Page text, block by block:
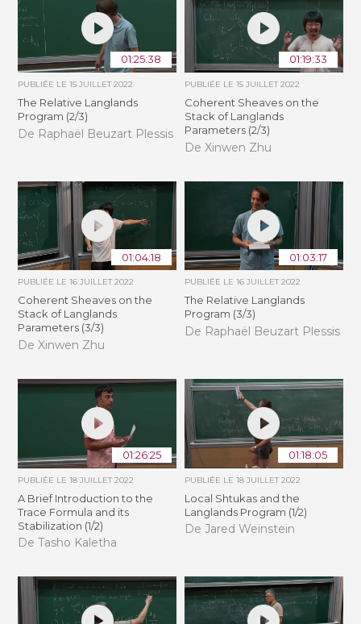
01:25:38
PUBLIÉE LE15 JUILLET 2022
The Relative Langlands
Program (2/3)
De Raphaël Beuzart Plessis
01:19:33
PUBLIÉE LE 15 JUILLET 2022
Coherent Sheaves on the
Stack of Langlands
Parameters (2/3)
De Xinwen Zhu
01:04:18
PUBLIÉE LE16 JUILLET 2022
Coherent Sheaves on the
Stack of Langlands
Parameters (3/3)
De Xinwen Zhu
01:03:17
PUBLIÉE LE 16 JUILLET 2022
The Relative Langlands
Program (3/3)
De Raphaël Beuzart Plessis
01:26:25
PUBLIÉE LE18 JUILLET 2022
A Brief Introduction to the
Trace Formula and its
Stabilization (1/2)
De Tasho Kaletha
01:18:05
PUBLIÉE LE 18 JUILLET 2022
Local Shtukas and the
Langlands Program (1/2)
De Jared Weinstein